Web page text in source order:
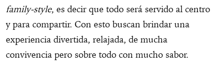
family-style, es decir que todo será servido al centro
y para compartir. Con esto buscan brindar una
experiencia divertida, relajada, de mucha
convivencia pero sobre todo con mucho sabor.